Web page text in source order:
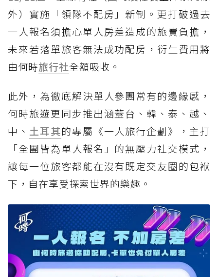
外）實施「領隊不配房」新制。更打破過去
一人報名須擔心單人房差造成的旅費負擔，
未來若落單旅客無法成功配房，衍生費用將
由何時旅行社全額吸收。
此外，為徹底解決單人參團常有的邊緣感，
何時旅遊更同步推出涵蓋台、韓、泰、越、
中、 土耳其的專屬《一人旅行企劃》，主打
「全團皆為單人報名」的無壓力社交模式，
讓每一位旅客都能在沒有既定交友圈的包袱
下，自在享受探索世界的樂趣。